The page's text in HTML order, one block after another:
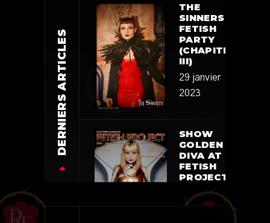
DERNIERS ARTICLES
THE
SINNERS
FETISH
PARTY
(CHAPITRE
III)
29 janvier
2023
SHOW
GOLDEN
DIVA AT
FETISH
PROJECT
22